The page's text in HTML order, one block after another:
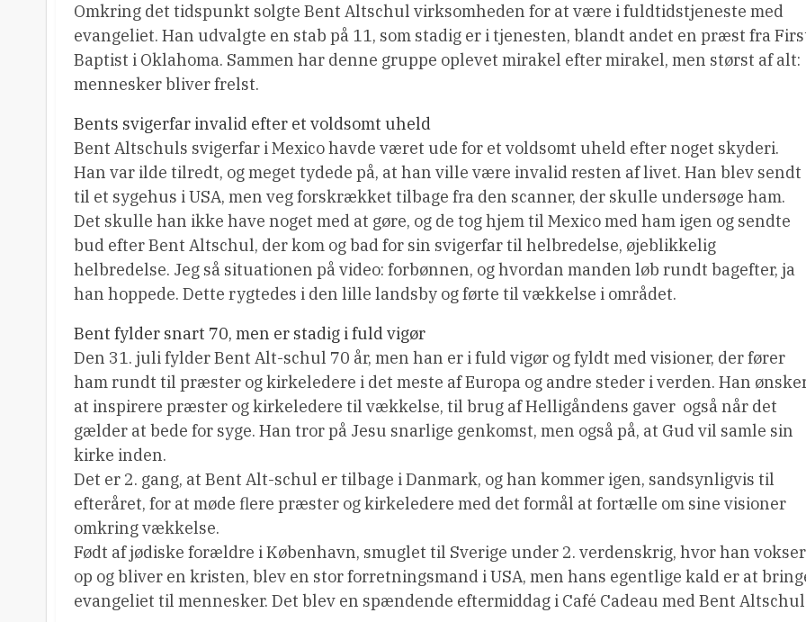
Omkring det tidspunkt solgte Bent Altschul virksomheden for at være i fuldtidstjeneste med
evangeliet. Han udvalgte en stab på 11, som stadig er i tjenesten, blandt andet en præst fra
Baptist i Oklahoma. Sammen har denne gruppe oplevet mirakel efter mirakel, men størst af alt:
mennesker bliver frelst.
Bents svigerfar invalid efter et voldsomt uheld
Bent Altschuls svigerfar i Mexico havde været ude for et voldsomt uheld efter noget skyderi.
Han var ilde tilredt, og meget tydede på, at han ville være invalid resten af livet. Han blev sendt
til et sygehus i USA, men veg forskrækket tilbage fra den scanner, der skulle undersøge ham.
Det skulle han ikke have noget med at gøre, og de tog hjem til Mexico med ham igen og sendte
bud efter Bent Altschul, der kom og bad for sin svigerfar til helbredelse, øjeblikkelig
helbredelse. Jeg så situationen på video: forbønnen, og hvordan manden løb rundt bagefter, ja
han hoppede. Dette rygtedes i den lille landsby og førte til vækkelse i området.
Bent fylder snart 70, men er stadig i fuld vigør
Den 31. juli fylder Bent Alt-schul 70 år, men han er i fuld vigør og fyldt med visioner, der fører
ham rundt til præster og kirkeledere i det meste af Europa og andre steder i verden. Han
at inspirere præster og kirkeledere til vækkelse, til brug af Helligåndens gaver  også når det
gælder at bede for syge. Han tror på Jesu snarlige genkomst, men også på, at Gud vil samle sin
kirke inden.
Det er 2. gang, at Bent Alt-schul er tilbage i Danmark, og han kommer igen, sandsynligvis til
efteråret, for at møde flere præster og kirkeledere med det formål at fortælle om sine visioner
omkring vækkelse.
Født af jødiske forældre i København, smuglet til Sverige under 2. verdenskrig, hvor han vokser
op og bliver en kristen, blev en stor forretningsmand i USA, men hans egentlige kald er at
evangeliet til mennesker. Det blev en spændende eftermiddag i Café Cadeau med Bent